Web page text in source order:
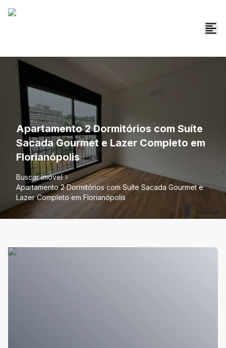
Apartamento 2 Dormitórios com Suíte
Sacada Gourmet e Lazer Completo em
Florianópolis
Buscar imóvel
Apartamento 2 Dormitórios com Suíte Sacada Gourmet e
Lazer Completo em Florianópolis